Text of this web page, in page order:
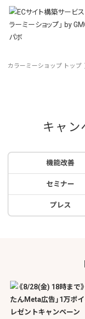
カラーミーショップ トップ
キャン
機能改善
セミナー
プレス